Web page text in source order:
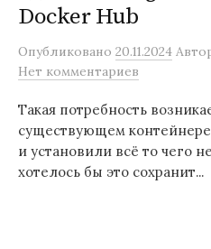
Docker Hub
Опубликовано 20.11.2024
Нет комментариев
Такая потребность
существующем
и установили всё то чего
хотелось бы это сохранит...